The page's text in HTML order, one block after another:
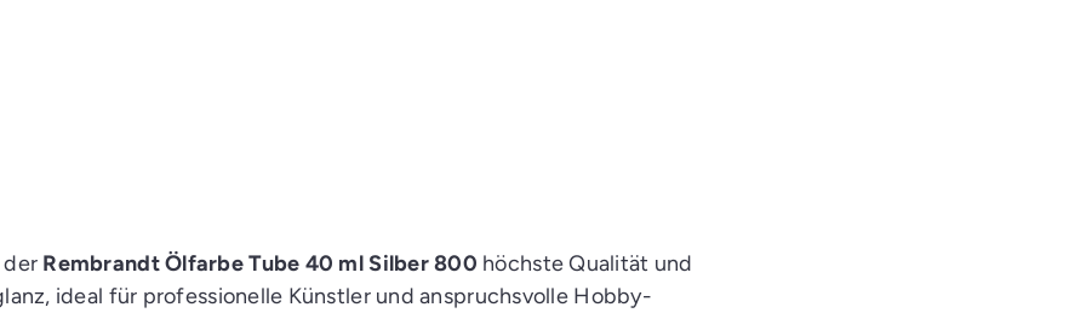
der Rembrandt Ölfarbe Tube 40 ml Silber 800 höchste Qualität und
ideal für professionelle Künstler und anspruchsvolle Hobby-